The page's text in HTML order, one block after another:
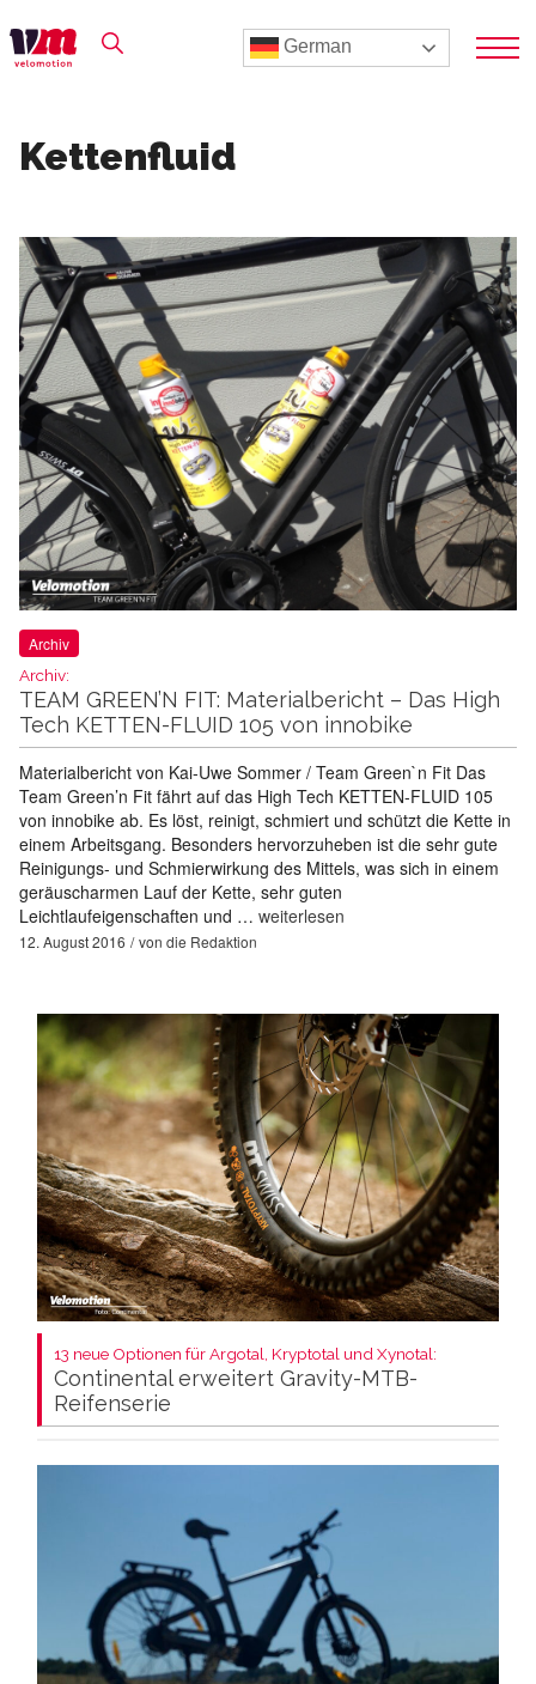
German
Kettenfluid
Archiv
Archiv:
TEAM GREEN’N FIT: Materialbericht – Das High
Tech KETTEN-FLUID 105 von innobike
Materialbericht von Kai-Uwe Sommer / Team Green`n Fit Das
Team Green’n Fit fährt auf das High Tech KETTEN-FLUID 105
von innobike ab. Es löst, reinigt, schmiert und schützt die Kette in
einem Arbeitsgang. Besonders hervorzuheben ist die sehr gute
Reinigungs- und Schmierwirkung des Mittels, was sich in einem
geräuscharmen Lauf der Kette, sehr guten
Leichtlaufeigenschaften und … weiterlesen
12. August 2016 von die Redaktion
13 neue Optionen für Argotal, Kryptotal und Xynotal:
Continental erweitert Gravity-MTB-
Reifenserie